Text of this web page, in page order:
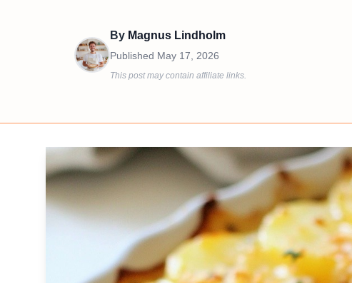
By Magnus Lindholm
Published May 17, 2026
This post may contain affiliate links.